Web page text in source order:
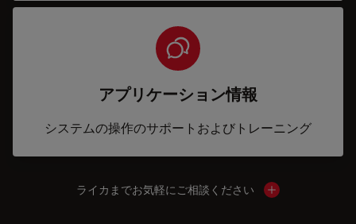
アプリケーション情報
システムの操作のサポートおよびトレーニング
ライカまでお気軽にご相談ください Show local